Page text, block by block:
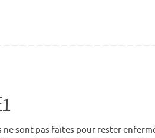
sont pas faites pour rester